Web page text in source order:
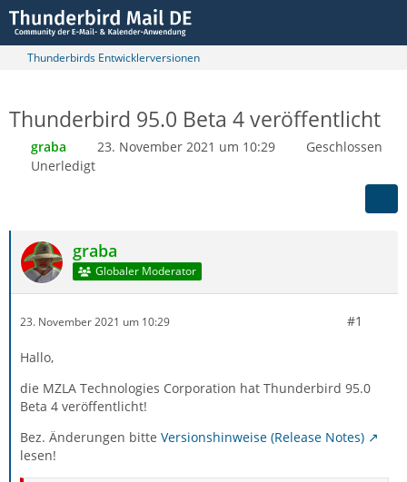
Thunderbirds Entwicklerversionen
Thunderbird 95.0 Beta 4 veröffentlicht
graba 23. November 2021 um 10:29
Geschlossen
Unerledigt
graba
Globaler Moderator
23. November 2021 um 10:29 #1
Hallo,
die MZLA Technologies Corporation hat Thunderbird 95.0
Beta 4 veröffentlicht!
Bez. Änderungen bitte Versionshinweise (Release Notes)
lesen!